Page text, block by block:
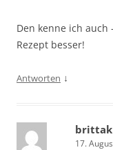
Den kenne ich
Rezept besser!
Antworten ↓
brittak
17.